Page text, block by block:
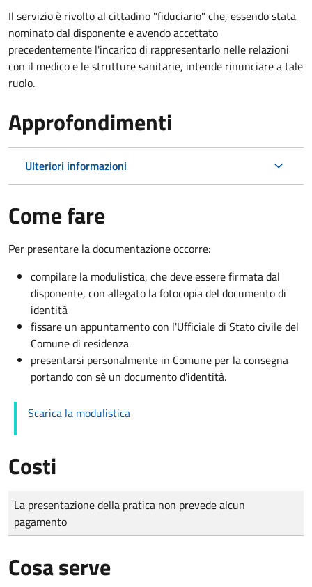
Il servizio è rivolto al cittadino "fiduciario" che, essendo stata
nominato dal disponente e avendo accettato
precedentemente l'incarico di rappresentarlo nelle relazioni
con il medico e le strutture sanitarie, intende rinunciare a tale
ruolo.
Approfondimenti
Ulteriori informazioni
Come fare
Per presentare la documentazione occorre:
compilare la modulistica, che deve essere firmata dal
disponente, con allegato la fotocopia del documento di
identità
fissare un appuntamento con l'Ufficiale di Stato civile del
Comune di residenza
presentarsi personalmente in Comune per la consegna
portando con sè un documento d'identità.
Scarica la modulistica
Costi
Tipo di pagamento
Importo
La presentazione della pratica non prevede alcun
pagamento
Cosa serve